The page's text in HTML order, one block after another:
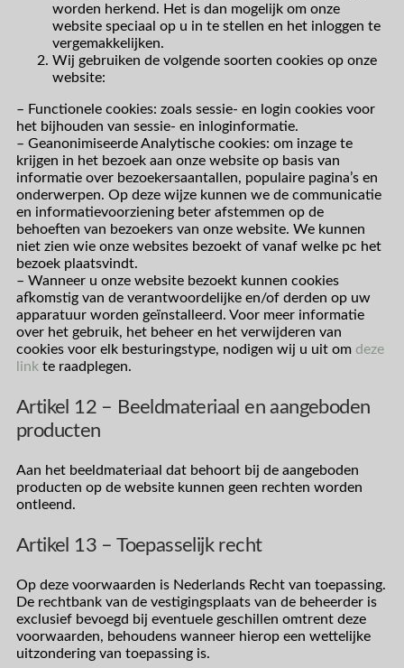
worden herkend. Het is dan mogelijk om onze
website speciaal op u in te stellen en het inloggen te
vergemakkelijken.
Wij gebruiken de volgende soorten cookies op onze
website:
– Functionele cookies: zoals sessie- en login cookies voor
het bijhouden van sessie- en inloginformatie.
– Geanonimiseerde Analytische cookies: om inzage te
krijgen in het bezoek aan onze website op basis van
informatie over bezoekersaantallen, populaire pagina’s en
onderwerpen. Op deze wijze kunnen we de communicatie
en informatievoorziening beter afstemmen op de
behoeften van bezoekers van onze website. We kunnen
niet zien wie onze websites bezoekt of vanaf welke pc het
bezoek plaatsvindt.
– Wanneer u onze website bezoekt kunnen cookies
afkomstig van de verantwoordelijke en/of derden op uw
apparatuur worden geïnstalleerd. Voor meer informatie
over het gebruik, het beheer en het verwijderen van
cookies voor elk besturingstype, nodigen wij u uit om deze
link te raadplegen.
Artikel 12 – Beeldmateriaal en aangeboden
producten
Aan het beeldmateriaal dat behoort bij de aangeboden
producten op de website kunnen geen rechten worden
ontleend.
Artikel 13 – Toepasselijk recht
Op deze voorwaarden is Nederlands Recht van toepassing.
De rechtbank van de vestigingsplaats van de beheerder is
exclusief bevoegd bij eventuele geschillen omtrent deze
voorwaarden, behoudens wanneer hierop een wettelijke
uitzondering van toepassing is.